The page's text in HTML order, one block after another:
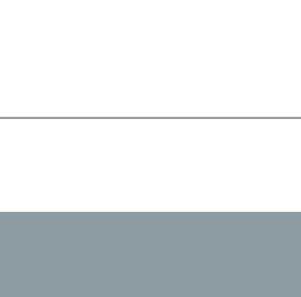
Verlichting